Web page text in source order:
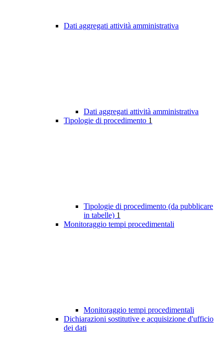
Dati aggregati attività amministrativa
Dati aggregati attività amministrativa
Tipologie di procedimento 1
Tipologie di procedimento (da pubblicare
in tabelle) 1
Monitoraggio tempi procedimentali
Monitoraggio tempi procedimentali
Dichiarazioni sostitutive e acquisizione d'ufficio
dei dati